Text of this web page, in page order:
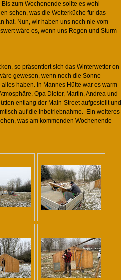
zum Wochenende sollte es wohl
sehen, was die Wetterküche für das
hat. Nun, wir haben uns noch nie vom
wäre es, wenn uns Regen und Sturm
so präsentiert sich das Winterwetter on
gewesen, wenn noch die Sonne
haben. In Mannes Hütte war es warm
Opa Dieter, Martin, Andrea und
entlang der Main-Street aufgestellt und
auf die Inbetriebnahme. Ein weiteres
was am kommenden Wochenende